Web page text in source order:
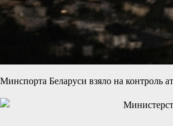
Минспорта Беларуси взяло на контроль